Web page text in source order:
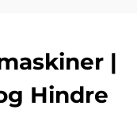
|
Hindre